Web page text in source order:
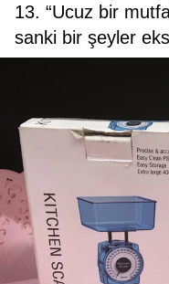
13. “Ucuz bir
sanki bir şeyler